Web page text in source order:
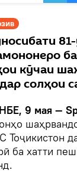
кӯчаи
солҳои
9 мая —
Тоҷикистон
ба хатти